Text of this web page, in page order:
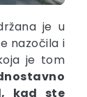
je u
nazočila i
je tom
kad ste